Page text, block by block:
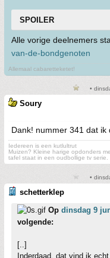
SPOILER
Alle vorige deelnemers
van-de-bondgenoten
Allemaal cabaretteketet!
•
Soury
Dank! nummer 341 dat ik
Iedereen is een kutlultrut
Muizen? Kleine harige opdonders
tafel staat in een oudbollige tv
•
schetterklep
Op dinsdag 9
volgende:
[..]
Inderdaad, dat vind ik